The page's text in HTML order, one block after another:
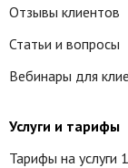
Отзывы клиентов
Статьи и вопросы
Вебинары для
Услуги и тарифы
Тарифы на услуги